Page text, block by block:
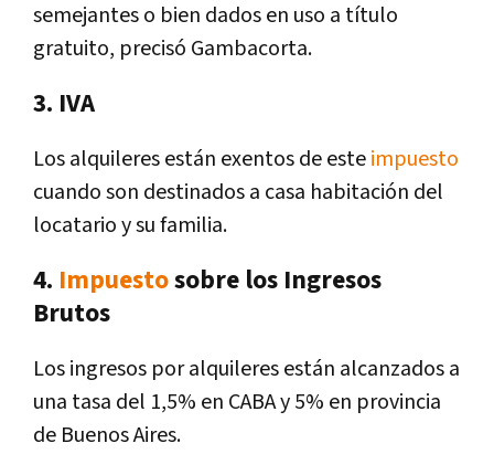
semejantes o bien dados en uso a título
gratuito, precisó Gambacorta.
3. IVA
Los alquileres están exentos de esteimpuesto
cuando son destinados a casa habitación del
locatario y su familia.
4. Impuestosobre los Ingresos
Brutos
Los ingresos por alquileres están alcanzados a
una tasa del 1,5% en CABA y 5% en provincia
de Buenos Aires.